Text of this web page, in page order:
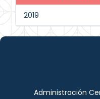
2019
Administración